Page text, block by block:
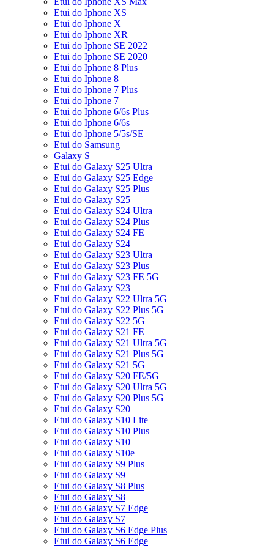
Etui do Iphone XS
Etui do Iphone X
Etui do Iphone XR
Etui do Iphone SE 2022
Etui do Iphone SE 2020
Etui do Iphone 8 Plus
Etui do Iphone 8
Etui do Iphone 7 Plus
Etui do Iphone 7
Etui do Iphone 6/6s Plus
Etui do Iphone 6/6s
Etui do Iphone 5/5s/SE
Etui do Samsung
Galaxy S
Etui do Galaxy S25 Ultra
Etui do Galaxy S25 Edge
Etui do Galaxy S25 Plus
Etui do Galaxy S25
Etui do Galaxy S24 Ultra
Etui do Galaxy S24 Plus
Etui do Galaxy S24 FE
Etui do Galaxy S24
Etui do Galaxy S23 Ultra
Etui do Galaxy S23 Plus
Etui do Galaxy S23 FE 5G
Etui do Galaxy S23
Etui do Galaxy S22 Ultra 5G
Etui do Galaxy S22 Plus 5G
Etui do Galaxy S22 5G
Etui do Galaxy S21 FE
Etui do Galaxy S21 Ultra 5G
Etui do Galaxy S21 Plus 5G
Etui do Galaxy S21 5G
Etui do Galaxy S20 FE/5G
Etui do Galaxy S20 Ultra 5G
Etui do Galaxy S20 Plus 5G
Etui do Galaxy S20
Etui do Galaxy S10 Lite
Etui do Galaxy S10 Plus
Etui do Galaxy S10
Etui do Galaxy S10e
Etui do Galaxy S9 Plus
Etui do Galaxy S9
Etui do Galaxy S8 Plus
Etui do Galaxy S8
Etui do Galaxy S7 Edge
Etui do Galaxy S7
Etui do Galaxy S6 Edge Plus
Etui do Galaxy S6 Edge